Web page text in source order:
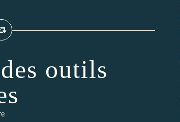
outils